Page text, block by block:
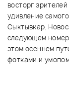
восторг
удивление
Сыктывкар,
следующем
этом осеннем
фотками и